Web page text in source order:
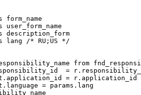
form_name
user_form_name
description_form
lang /* RU;US */
from
=
= r.application_id
= params.lang